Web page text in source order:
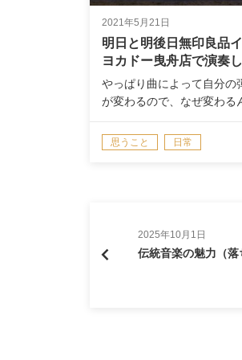
2021年5月21日
明日と明後日無印良品
ヨカドー曳舟店で演奏
す。
やっぱり曲によって自分の
が変わるので、なぜ変わる
思うこと 日常
2025年10月1日
伝統音楽の魅力（